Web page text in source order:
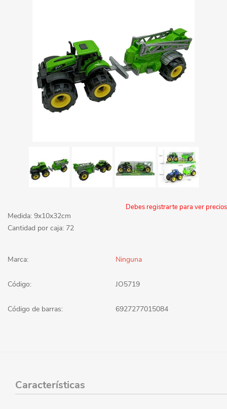
Debes registrarte para ver precios
Medida: 9x10x32cm
Cantidad por caja: 72
Marca: Ninguna
Código: JO5719
Código de barras: 6927277015084
Características